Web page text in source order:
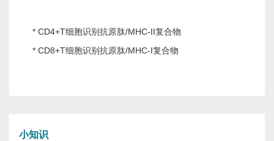
* CD4+T细胞识别抗原肽/MHC-II复合物
* CD8+T细胞识别抗原肽/MHC-I复合物
小知识